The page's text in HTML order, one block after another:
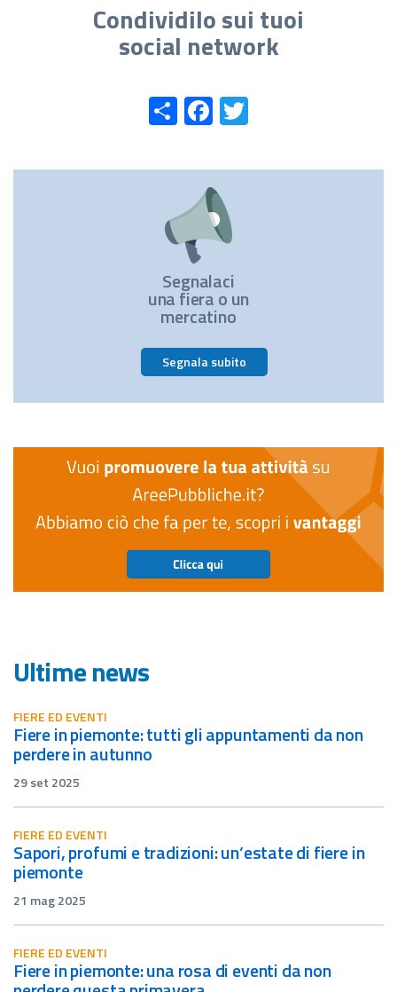
Condividilo sui tuoi
social network
ShareFacebook
Segnalaci
una fiera o un
mercatino
Segnala subito
Ultime news
FIERE ED EVENTI
fiere in piemonte: tutti gli appuntamenti da non
perdere in autunno
29 set 2025
FIERE ED EVENTI
sapori, profumi e tradizioni: un’estate di fiere in
piemonte
21 mag 2025
FIERE ED EVENTI
fiere in piemonte: una rosa di eventi da non